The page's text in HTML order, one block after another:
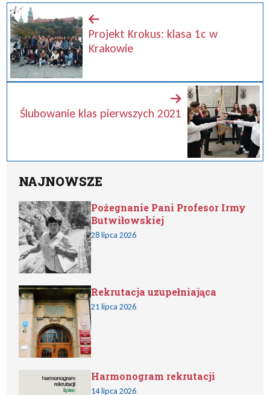
Projekt Krokus: klasa 1c w
Krakowie
Ślubowanie klas pierwszych 2021
NAJNOWSZE
Pożegnanie Pani Profesor Irmy
Butwiłowskiej
28 lipca 2026
Rekrutacja uzupełniająca
21 lipca 2026
Harmonogram rekrutacji
14 lipca 2026